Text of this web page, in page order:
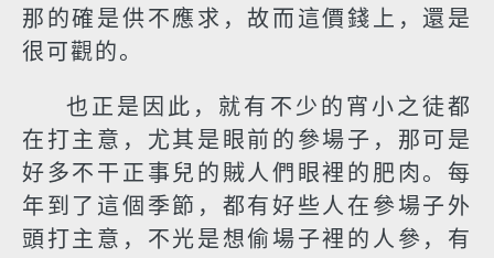
那的確是供不應求，故而這價錢上，還是
很可觀的。
也正是因此，就有不少的宵小之徒都
在打主意，尤其是眼前的參場子，那可是
好多不干正事兒的賊人們眼裡的肥肉。每
年到了這個季節，都有好些人在參場子外
頭打主意，不光是想偷場子裡的人參，有